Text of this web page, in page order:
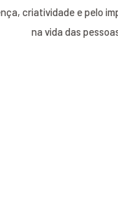
criatividade e pelo
na vida das